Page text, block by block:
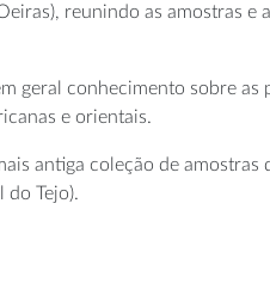
reunindo as amostras e
geral conhecimento sobre as
e orientais.
antiga coleção de
Tejo).